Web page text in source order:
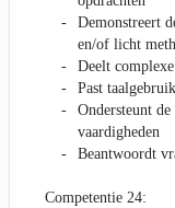
Demonstreert
en/of licht
Deelt
Past
Ondersteunt
vaardigheden
Beantwoordt
Competentie 24: